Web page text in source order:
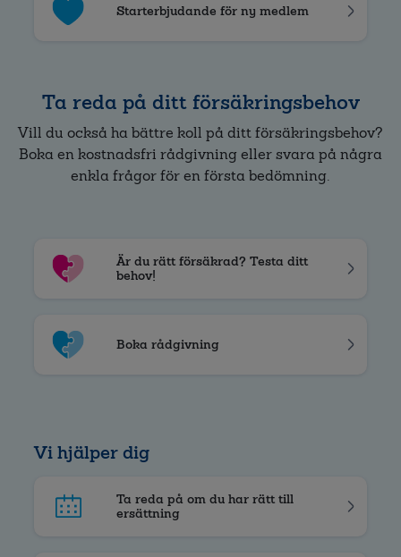
Starterbjudande för ny medlem
Ta reda på ditt försäkringsbehov
Vill du också ha bättre koll på ditt försäkringsbehov?
Boka en kostnadsfri rådgivning eller svara på några
enkla frågor för en första bedömning.
Är du rätt försäkrad? Testa ditt
behov!
Boka rådgivning
Vi hjälper dig
Ta reda på om du har rätt till
ersättning